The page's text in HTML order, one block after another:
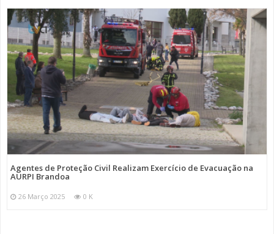
Agentes de Proteção Civil Realizam Exercício de Evacuação na
AURPI Brandoa
26 Março 2025 0 K